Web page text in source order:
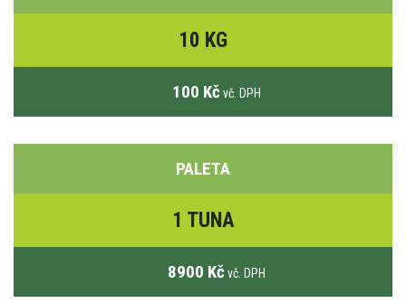
10 KG
100 Kč vč. DPH
PALETA
1 TUNA
8900 Kč vč. DPH